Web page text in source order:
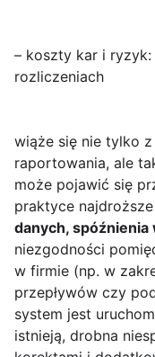
– koszty kar i ryzyk:
rozliczeniach
wiąże się nie tylko
raportowania, ale
może pojawić się
praktyce
danych,
niezgodności
w firmie (np. w
przepływów czy
system jest
istnieją, drobna